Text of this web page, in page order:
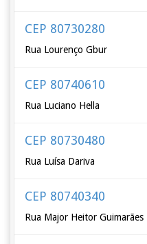
CEP 80730280
Rua Lourenço Gbur
CEP 80740610
Rua Luciano Hella
CEP 80730480
Rua Luísa Dariva
CEP 80740340
Rua Major Heitor